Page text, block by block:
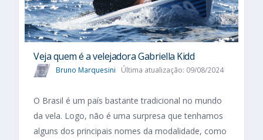
Veja quem é a velejadora Gabriella Kidd
Bruno Marquesini Última atualização: 09/08/2024
O Brasil é um país bastante tradicional no mundo
da vela. Logo, não é uma surpresa que tenhamos
alguns dos principais nomes da modalidade, como